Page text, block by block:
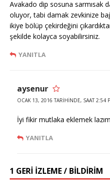
Avakado dip sosuna sarmısak
oluyor, tabi damak zevkinize
ikiye bölüp çekirdeğini
şekilde kolayca soyabilirsiniz.
YANITLA
aysenur
OCAK 13, 2016 TARIHINDE, SAAT 2:54
İyi fikir mutlaka eklemek
YANITLA
1 GERI IZLEME / BILDIRIM